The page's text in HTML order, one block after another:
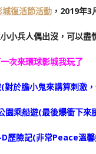
復活節活動，2019年3
小兵人偶出沒，可以盡
次來環球影城我玩了
對於膽小鬼來講算刺激
園乘船遊(最後爆衝下來
歷險記(非常Peace溫